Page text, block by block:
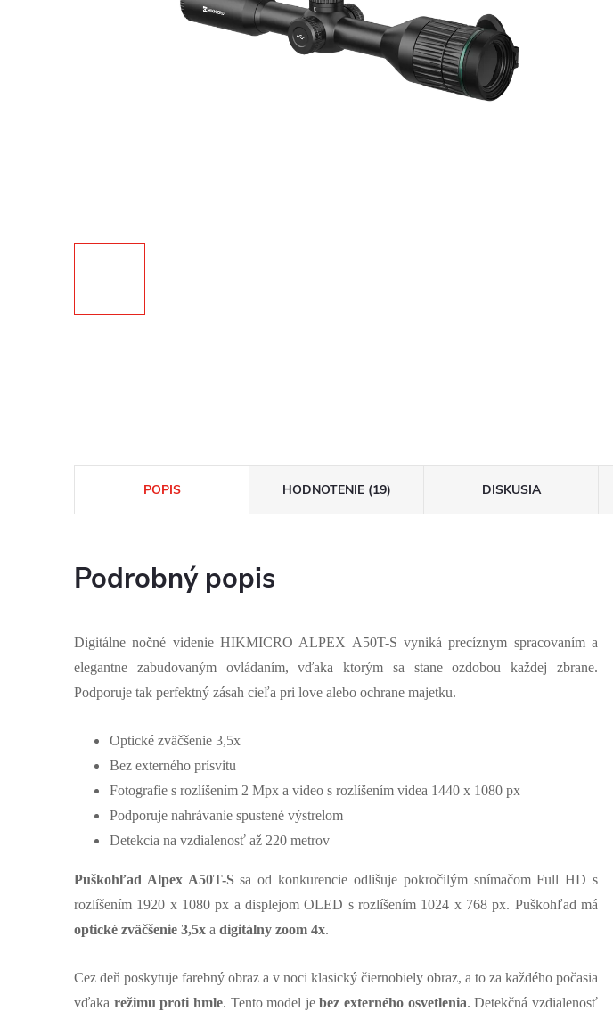
POPIS HODNOTENIE (19) DISKUSIA
Podrobný popis
Digitálne nočné videnie HIKMICRO ALPEX A50T-S vyniká precíznym spracovaním a
elegantne zabudovaným ovládaním, vďaka ktorým sa stane ozdobou každej zbrane.
Podporuje tak perfektný zásah cieľa pri love alebo ochrane majetku.
Optické zväčšenie 3,5x
Bez externého prísvitu
Fotografie s rozlíšením 2 Mpx a video s rozlíšením videa 1440 x 1080 px
Podporuje nahrávanie spustené výstrelom
Detekcia na vzdialenosť až 220 metrov
Puškohľad Alpex A50T-Ssa od konkurencie odlišuje pokročilým snímačom Full HD s
rozlíšením 1920 x 1080 px a displejom OLED s rozlíšením 1024 x 768 px. Puškohľad má
optické zväčšenie 3,5x a digitálny zoom 4x.
Cez deň poskytuje farebný obraz a v noci klasický čiernobiely obraz, a to za každého počasia
vďaka režimu proti hmle. Tento model jebez externého osvetlenia. Detekčná vzdialenosť